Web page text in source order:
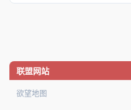
联盟网站
欲望地图